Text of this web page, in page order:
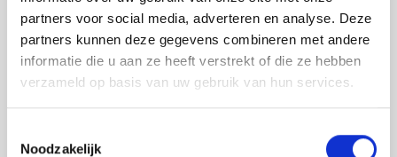
partners voor social media, adverteren en analyse. Deze
partners kunnen deze gegevens combineren met andere
informatie die u aan ze heeft verstrekt of die ze hebben
verzameld op basis van uw gebruik van hun services.
Noodzakelijk